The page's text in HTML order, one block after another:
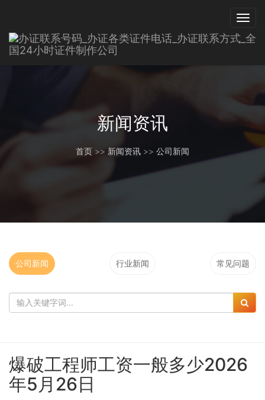
新闻资讯
首页 >> 新闻资讯 >> 公司新闻
公司新闻 行业新闻 常见问题
爆破工程师工资一般多少2026
年5月26日